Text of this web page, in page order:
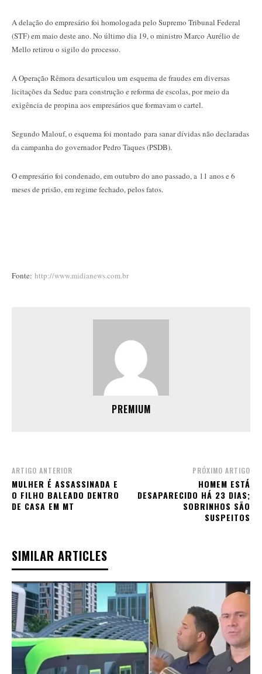
A delação do empresário foi homologada pelo Supremo Tribunal Federal
(STF) em maio deste ano. No último dia 19, o ministro Marco Aurélio de
Mello retirou o sigilo do processo.
A Operação Rêmora desarticulou um esquema de fraudes em diversas
licitações da Seduc para construção e reforma de escolas, por meio da
exigência de propina aos empresários que formavam o cartel.
Segundo Malouf, o esquema foi montado para sanar dívidas não declaradas
da campanha do governador Pedro Taques (PSDB).
O empresário foi condenado, em outubro do ano passado, a 11 anos e 6
meses de prisão, em regime fechado, pelos fatos.
Fonte: http://www.midianews.com.br
PREMIUM
ARTIGO ANTERIOR
MULHER É ASSASSINADA E
O FILHO BALEADO DENTRO
DE CASA EM MT
PRÓXIMO ARTIGO
HOMEM ESTÁ
DESAPARECIDO HÁ 23 DIAS;
SOBRINHOS SÃO
SUSPEITOS
SIMILAR ARTICLES